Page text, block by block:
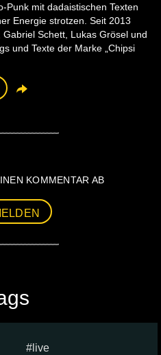
Punk mit dadaistischen Texten
Energie strotzen. Seit 2013
Schett, Lukas Grösel und
und Texte der Marke „Chipsi
KOMMENTAR AB
live